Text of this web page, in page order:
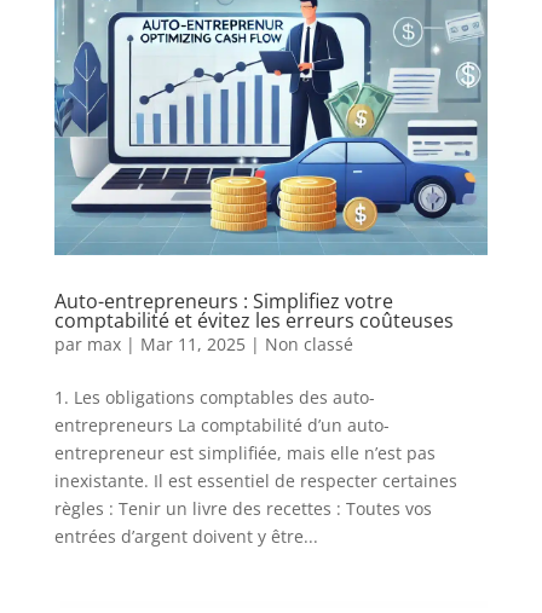
Auto-entrepreneurs : Simplifiez votre
comptabilité et évitez les erreurs coûteuses
par max| Mar 11, 2025| Non classé
1. Les obligations comptables des auto-
entrepreneurs La comptabilité d’un auto-
entrepreneur est simplifiée, mais elle n’est pas
inexistante. Il est essentiel de respecter certaines
règles : Tenir un livre des recettes : Toutes vos
entrées d’argent doivent y être...